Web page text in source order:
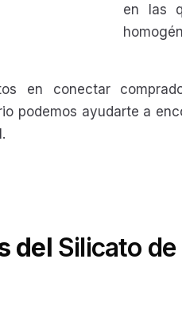
en las
en conectar
podemos ayudarte a
del Silicato